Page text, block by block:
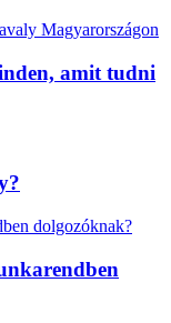
amit tudni